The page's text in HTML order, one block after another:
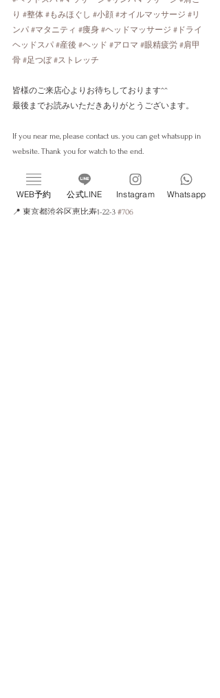
り #整体 #もみほぐし #小顔 #オイルマッサージ #リ
ンパ #マタニティ #痩身 #ヘッドマッサージ #ドライ
ヘッドスパ #産後 #ヘッド #アロマ #眼精疲労 #肩甲
骨 #足つぼ #ストレッチ
皆様のご来店心よりお待ちしております^^
最後までお読みいただきありがとうございます。
If you near me, please contact us. you can get whatsupp in
website. Thank you for watch to the end.
新感覚ドライヘッドスパ専門店 ivy恵比寿
完全個室／プライベートサロン／睡眠改善サロン
📍 東京都渋谷区恵比寿1-22-3 #706
WEB予約 公式LINE Instagram Whatsapp